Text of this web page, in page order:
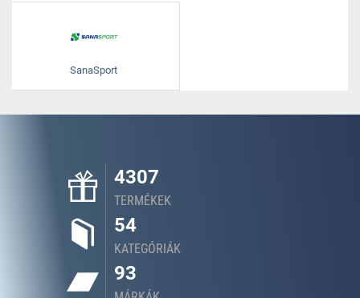
SanaSport
4307
TERMÉKEK
54
KATEGÓRIÁK
93